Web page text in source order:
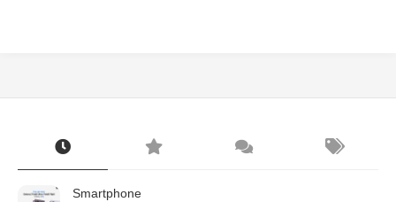
Smartphone